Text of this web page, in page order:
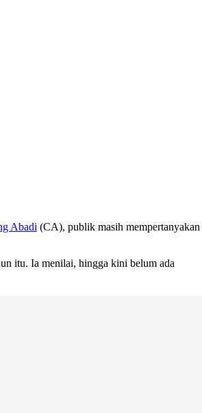
Abadi(CA), publik masih mempertanyakan
itu. Ia menilai, hingga kini belum ada